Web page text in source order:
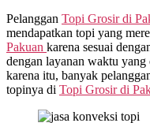
Pelanggan Topi Grosir di
mendapatkan topi yang
Pakuan karena sesuai
dengan layanan waktu
karena itu, banyak
topinya di Topi Grosir di